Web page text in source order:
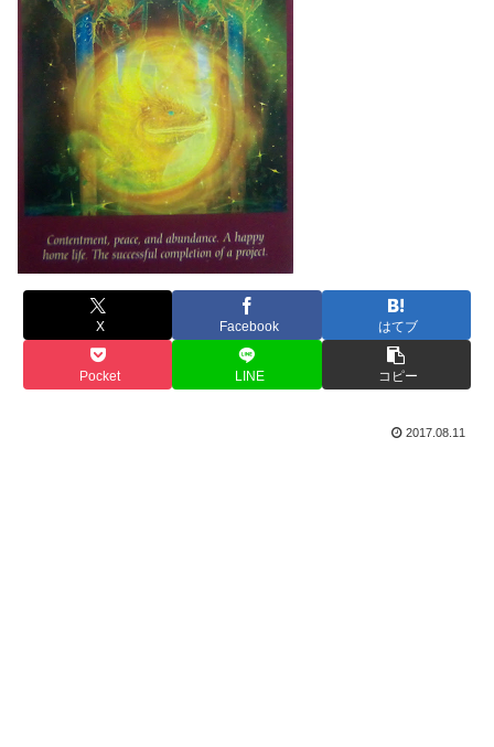
X Facebook はてブ
Pocket LINE コピー
2017.08.11